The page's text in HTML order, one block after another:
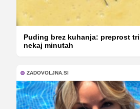
Puding brez kuhanja: preprost
nekaj minutah
ZADOVOLJNA.SI